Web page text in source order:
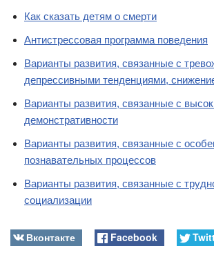
Как сказать детям о смерти
Антистрессовая программа поведения
Варианты развития, связанные с
депрессивными тенденциями,
Варианты развития, связанные с
демонстративности
Варианты развития, связанные с
познавательных процессов
Варианты развития, связанные с
социализации
Вконтакте Facebook